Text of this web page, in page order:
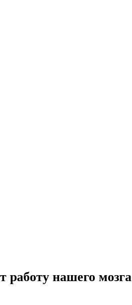
работу нашего мозга